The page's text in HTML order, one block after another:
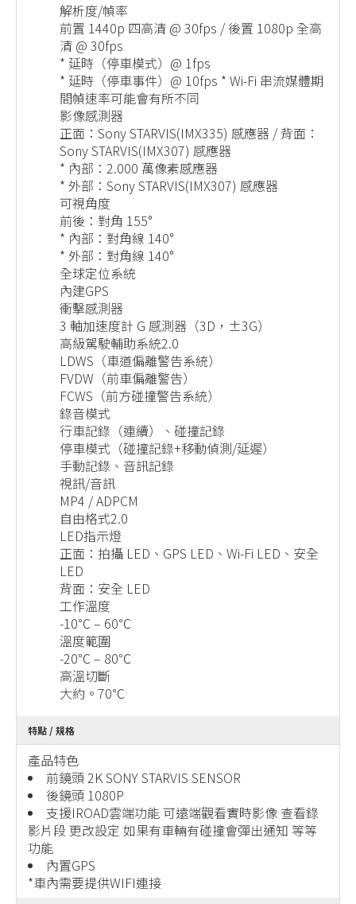
解析度/幀率
前置 1440p 四高清 @ 30fps / 後置 1080p 全高
清 @ 30fps
* 延時（停車模式）@ 1fps
* 延時（停車事件）@ 10fps * Wi-Fi 串流媒體期
間幀速率可能會有所不同
影像感測器
正面：Sony STARVIS(IMX335) 感應器 / 背面：
Sony STARVIS(IMX307) 感應器
* 內部：2.000 萬像素感應器
* 外部：Sony STARVIS(IMX307) 感應器
可視角度
前後：對角 155°
* 內部：對角線 140°
* 外部：對角線 140°
全球定位系統
內建GPS
衝擊感測器
3 軸加速度計 G 感測器（3D，±3G）
高級駕駛輔助系統2.0
LDWS（車道偏離警告系統）
FVDW（前車偏離警告）
FCWS（前方碰撞警告系統）
錄音模式
行車記錄（連續）、碰撞記錄
停車模式（碰撞記錄+移動偵測/延遲）
手動記錄、音訊記錄
視訊/音訊
MP4 / ADPCM
自由格式2.0
LED指示燈
正面：拍攝 LED、GPS LED、Wi-Fi LED、安全
LED
背面：安全 LED
工作溫度
-10℃ – 60℃
溫度範圍
-20℃ – 80℃
高溫切斷
大約。70℃
特點 / 規格
產品特色
前鏡頭 2K SONY STARVIS SENSOR
後鏡頭 1080P
支援IROAD雲端功能 可遠端觀看實時影像 查看錄
影片段 更改設定 如果有車輛有碰撞會彈出通知 等等
功能
內置GPS
*車內需要提供WIFI連接